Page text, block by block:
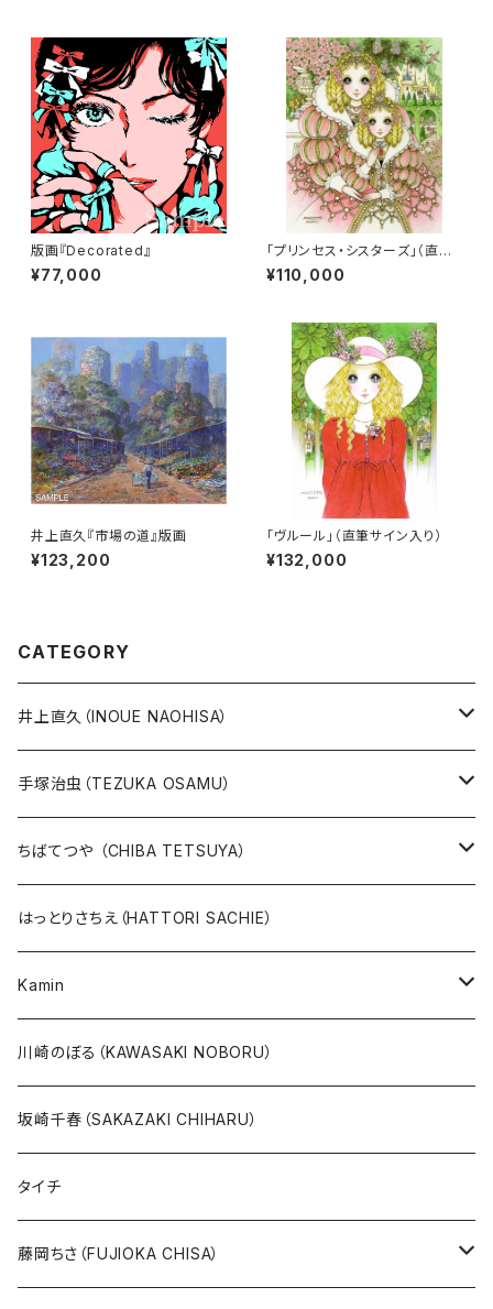
版画『Decorated』
¥77,000
「プリンセス・シスターズ」（直筆
サイン入り）
¥110,000
井上直久『市場の道』版画
¥123,200
「ヴルール」（直筆サイン入り）
¥132,000
CATEGORY
井上直久（INOUE NAOHISA）
人気作品TOP10
版画
10万未満
20万未満
本、カレンダー
イバラード新作版画2026
手塚治虫（TEZUKA OSAMU）
版画
鉄腕アトム
ジャングル大帝
その他
人気作品TOP10
ちばてつや （CHIBA TETSUYA）
版画
あしたのジョー
その他
人気作品TOP5
はっとりさちえ（HATTORI SACHIE）
Kamin
版画
川崎のぼる（KAWASAKI NOBORU）
坂崎千春（SAKAZAKI CHIHARU）
タイチ
藤岡ちさ（FUJIOKA CHISA）